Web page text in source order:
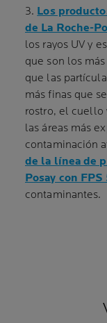
3. Los
de La Roche-
los rayos UV y
que son los
que las
más finas que
rostro, el cuello
las áreas más
contaminación
de la línea de
Posay con FPS
contaminantes.